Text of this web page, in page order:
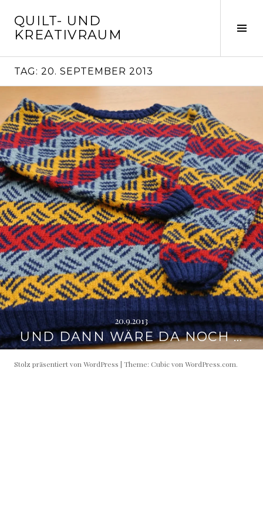
zum
Inhalt
QUILT- UND
KREATIVRAUM
TAG: 20. SEPTEMBER 2013
20.9.2013
UND DANN WÄRE DA NOCH …
Stolz präsentiert von WordPress | Theme: Cubic von WordPress.com.